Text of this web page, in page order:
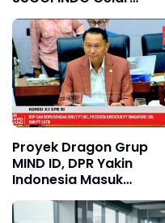
Pelatihan bagi Satuan
Pelayanan Pemenuhan
Gizi
Proyek Dragon Grup
MIND ID, DPR Yakin
Indonesia Masuk
Ekosistem Baterai
Global